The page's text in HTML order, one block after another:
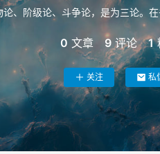
论、阶级论、斗争论，是为三论。
0 文章 9 评论 1
关注 私